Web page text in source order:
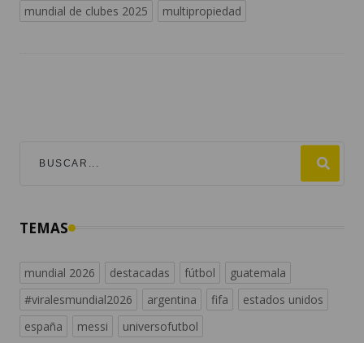
mundial de clubes 2025 multipropiedad
TEMAS
mundial 2026 destacadas fútbol
guatemala
#viralesmundial2026
argentina fifa
estados unidos
españa
messi universofutbol